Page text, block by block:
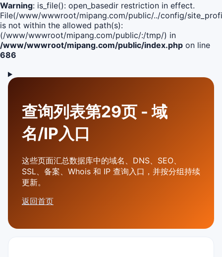
Warning: is_file(): open_basedir restriction in effect.
File(/www/wwwroot/mipang.com/public/../config/
is not within the allowed path(s):
(/www/wwwroot/mipang.com/public/:/tmp/) in
/www/wwwroot/mipang.com/public/index.php on line
686
查询列表第29页 - 域
名/IP入口
这些页面汇总数据库中的域名、DNS、SEO、
SSL、备案、Whois 和 IP 查询入口，并按分组持续
更新。
返回首页